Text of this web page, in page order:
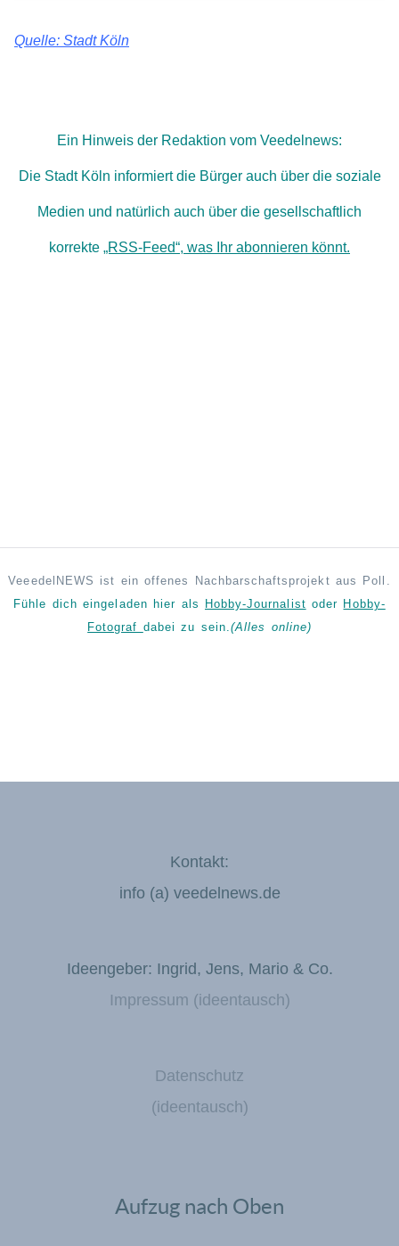
Quelle: Stadt Köln
Ein Hinweis der Redaktion vom Veedelnews:
Die Stadt Köln informiert die Bürger auch über die soziale
Medien und natürlich auch über die gesellschaftlich
korrekte „RSS-Feed“, was Ihr abonnieren könnt.
VeeedelNEWS ist ein offenes Nachbarschaftsprojekt aus Poll.
Fühle dich eingeladen hier als Hobby-Journalist oder Hobby-
Fotograf dabei zu sein. (Alles online)
Kontakt:
info (a) veedelnews.de
Ideengeber: Ingrid, Jens, Mario & Co.
Impressum (ideentausch)
Datenschutz
(ideentausch)
Aufzug nach Oben